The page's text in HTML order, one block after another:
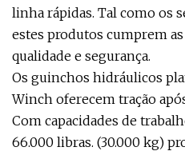
linha rápidas. Tal como os
estes produtos cumprem
qualidade e segurança.
Os guinchos hidráulicos
Winch oferecem tração
Com capacidades de
66.000 libras. (30.000 kg)